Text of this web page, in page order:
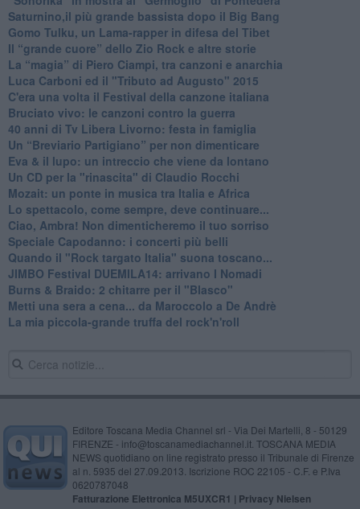
​Saturnino,il più grande bassista dopo il Big Bang
​Gomo Tulku, un Lama-rapper in difesa del Tibet
​Il “grande cuore” dello Zio Rock e altre storie
La “magia” di Piero Ciampi, tra canzoni e anarchia
Luca Carboni ed il "Tributo ad Augusto" 2015
C'era una volta il Festival della canzone italiana
Bruciato vivo: le canzoni contro la guerra
40 anni di Tv Libera Livorno: festa in famiglia
Un “Breviario Partigiano” per non dimenticare
Eva & il lupo: un intreccio che viene da lontano
Un CD per la "rinascita" di Claudio Rocchi
Mozait: un ponte in musica tra Italia e Africa
Lo spettacolo, come sempre, deve continuare...
Ciao, Ambra! Non dimenticheremo il tuo sorriso
Speciale Capodanno: i concerti più belli
Quando il "Rock targato Italia" suona toscano...
JIMBO Festival DUEMILA14: arrivano I Nomadi
Burns & Braido: 2 chitarre per il "Blasco"
Metti una sera a cena... da Maroccolo a De Andrè
La mia piccola-grande truffa del rock'n'roll
Editore Toscana Media Channel srl - Via Dei Martelli, 8 - 50129
FIRENZE - info@toscanamediachannel.it. TOSCANA MEDIA
NEWS quotidiano on line registrato presso il Tribunale di Firenze
al n. 5935 del 27.09.2013. Iscrizione ROC 22105 - C.F. e P.Iva
0620787048
Fatturazione Elettronica M5UXCR1 | Privacy Nielsen